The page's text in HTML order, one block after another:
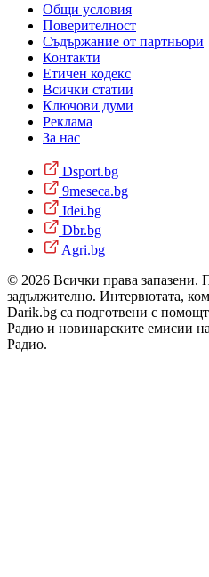
Общи условия
Поверителност
Съдържание от партньори
Контакти
Етичен кодекс
Всички статии
Ключови думи
Реклама
За нас
Dsport.bg
9meseca.bg
Idei.bg
Dbr.bg
Agri.bg
© 2026 Всички права запазени.
задължително. Интервютата,
Darik.bg са подготвени с
Радио и новинарските емисии
Радио.